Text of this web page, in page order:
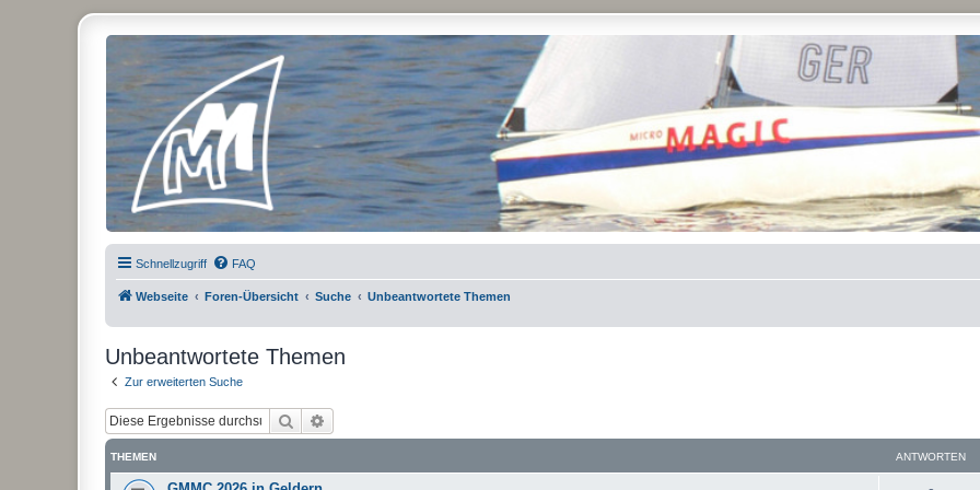
Micro Magic Forum Deutschland
Schnellzugriff FAQ
Webseite Foren-Übersicht Suche Unbeantwortete Themen
Unbeantwortete Themen
Zur erweiterten Suche
Suche
THEMEN ANTWORTEN